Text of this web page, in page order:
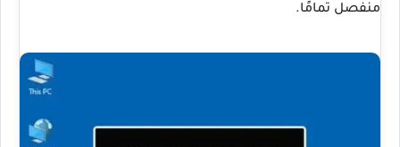
منفصل تمامًا.